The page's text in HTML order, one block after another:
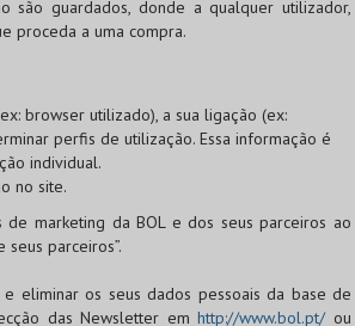
são guardados, donde a qualquer utilizador,
proceda a uma compra.
browser utilizado), a sua ligação (ex:
perfis de utilização. Essa informação é
individual.
no site.
de marketing daBOLe dos seus parceiros ao
seus parceiros”.
eliminar os seus dados pessoais da base de
das Newsletter emhttp://www.bol.pt/ou